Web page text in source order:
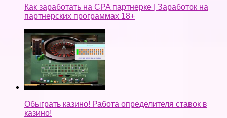
Как заработать на CPA партнерке | Заработок на
партнерских программах 18+
Обыграть казино! Работа определителя ставок в
казино!